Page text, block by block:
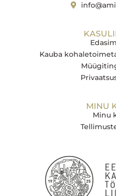
Kauba
MINU
Minu